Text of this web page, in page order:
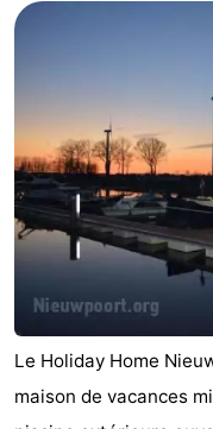
Le Holiday Home
maison de vacances